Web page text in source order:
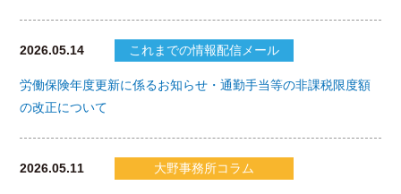
2026.05.14 これまでの情報配信メール
労働保険年度更新に係るお知らせ・通勤手当等の非課税限度額
の改正について
2026.05.11 大野事務所コラム